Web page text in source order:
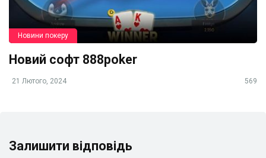
Новини покеру
Новий софт 888poker
21 Лютого, 2024 569
Залишити відповідь